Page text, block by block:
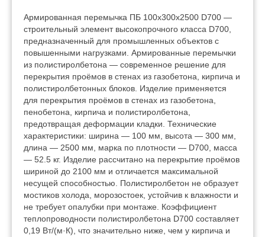
Армированная перемычка ПБ 100х300х2500 D700 —
строительный элемент высокопрочного класса D700,
предназначенный для промышленных объектов с
повышенными нагрузками. Армированные перемычки
из полистиролбетона — современное решение для
перекрытия проёмов в стенах из газобетона, кирпича и
полистиролбетонных блоков. Изделие применяется
для перекрытия проёмов в стенах из газобетона,
пенобетона, кирпича и полистиролбетона,
предотвращая деформации кладки. Технические
характеристики: ширина — 100 мм, высота — 300 мм,
длина — 2500 мм, марка по плотности — D700, масса
— 52.5 кг. Изделие рассчитано на перекрытие проёмов
шириной до 2100 мм и отличается максимальной
несущей способностью. Полистиролбетон не образует
мостиков холода, морозостоек, устойчив к влажности и
не требует опалубки при монтаже. Коэффициент
теплопроводности полистиролбетона D700 составляет
0,19 Вт/(м·К), что значительно ниже, чем у кирпича и